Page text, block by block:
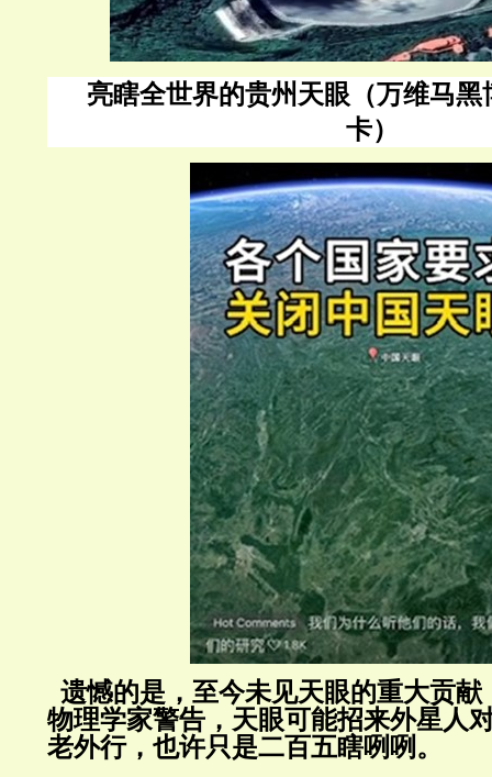
亮瞎全世界的贵州天眼（万维马
卡）
遗憾的是，至今未见天眼的重大贡献
物理学家警告，天眼可能招来外星人
老外行，也许只是二百五瞎咧咧。